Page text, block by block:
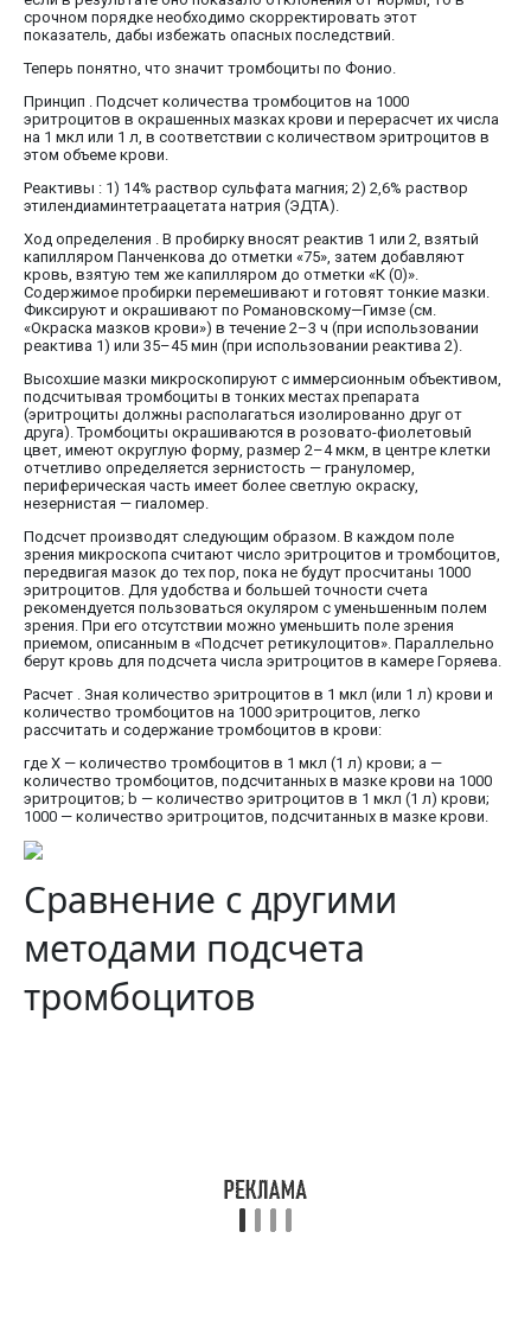
срочном порядке необходимо скорректировать этот
показатель, дабы избежать опасных последствий.
Теперь понятно, что значит тромбоциты по Фонио.
Принцип . Подсчет количества тромбоцитов на 1000
эритроцитов в окрашенных мазках крови и перерасчет их числа
на 1 мкл или 1 л, в соответствии с количеством эритроцитов в
этом объеме крови.
Реактивы : 1) 14% раствор сульфата магния; 2) 2,6% раствор
этилендиаминтетраацетата натрия (ЭДТА).
Ход определения . В пробирку вносят реактив 1 или 2, взятый
капилляром Панченкова до отметки «75», затем добавляют
кровь, взятую тем же капилляром до отметки «К (0)».
Содержимое пробирки перемешивают и готовят тонкие мазки.
Фиксируют и окрашивают по Романовскому—Гимзе (см.
«Окраска мазков крови») в течение 2–3 ч (при использовании
реактива 1) или 35–45 мин (при использовании реактива 2).
Высохшие мазки микроскопируют с иммерсионным объективом,
подсчитывая тромбоциты в тонких местах препарата
(эритроциты должны располагаться изолированно друг от
друга). Тромбоциты окрашиваются в розовато-фиолетовый
цвет, имеют округлую форму, размер 2–4 мкм, в центре клетки
отчетливо определяется зернистость — грануломер,
периферическая часть имеет более светлую окраску,
незернистая — гиаломер.
Подсчет производят следующим образом. В каждом поле
зрения микроскопа считают число эритроцитов и тромбоцитов,
передвигая мазок до тех пор, пока не будут просчитаны 1000
эритроцитов. Для удобства и большей точности счета
рекомендуется пользоваться окуляром с уменьшенным полем
зрения. При его отсутствии можно уменьшить поле зрения
приемом, описанным в «Подсчет ретикулоцитов». Параллельно
берут кровь для подсчета числа эритроцитов в камере Горяева.
Расчет . Зная количество эритроцитов в 1 мкл (или 1 л) крови и
количество тромбоцитов на 1000 эритроцитов, легко
рассчитать и содержание тромбоцитов в крови:
где X — количество тромбоцитов в 1 мкл (1 л) крови; а —
количество тромбоцитов, подсчитанных в мазке крови на 1000
эритроцитов; b — количество эритроцитов в 1 мкл (1 л) крови;
1000 — количество эритроцитов, подсчитанных в мазке крови.
Сравнение с другими
методами подсчета
тромбоцитов